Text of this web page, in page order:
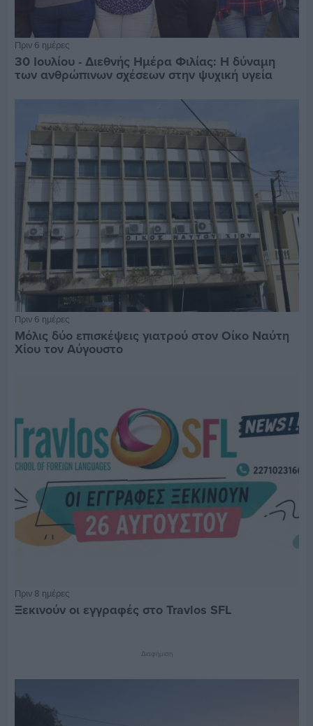
Πριν 6 ημέρες
30 Ιουλίου - Διεθνής Ημέρα Φιλίας: Η δύναμη
των ανθρώπινων σχέσεων στην ψυχική υγεία
Πριν 6 ημέρες
Μόλις δύο επισκέψεις γιατρού στον Οίκο Ναύτη
Χίου τον Αύγουστο
Πριν 8 ημέρες
Ξεκινούν οι εγγραφές στο Travlos SFL
Διαφήμιση